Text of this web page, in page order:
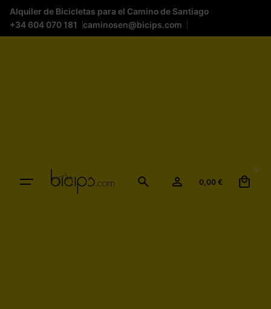
Alquiler de Bicicletas para el Camino de Santiago
+34 604 070 181
caminosen@bicips.com
0,00 €
0